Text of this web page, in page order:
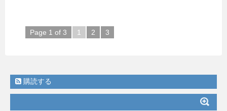
Page 1 of 3 1 2 3
購読する